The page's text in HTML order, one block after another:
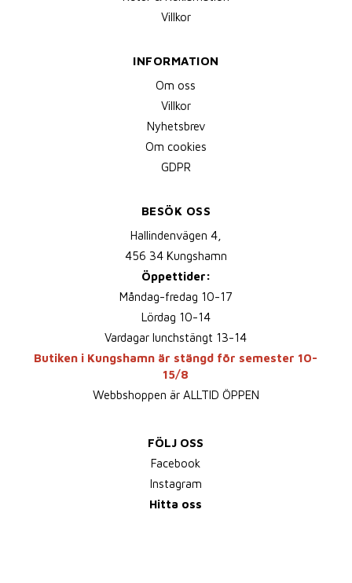
Villkor
INFORMATION
Om oss
Villkor
Nyhetsbrev
Om cookies
GDPR
BESÖK OSS
Hallindenvägen 4,
456 34 Kungshamn
Öppettider:
Måndag-fredag 10-17
Lördag 10-14
Vardagar lunchstängt 13-14
Butiken i Kungshamn är stängd för semester 10-
15/8
Webbshoppen är ALLTID ÖPPEN
FÖLJ OSS
Facebook
Instagram
Hitta oss